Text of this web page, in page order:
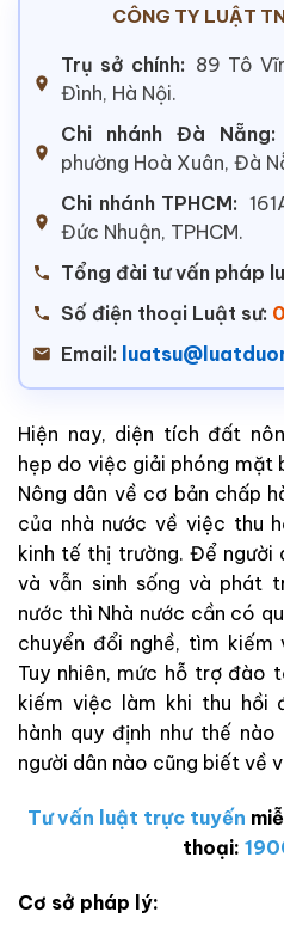
CÔNG TY LUẬT
Trụ sở chính: 89 Tô
Đình, Hà Nội.
Chi nhánh Đà Nẵng:
phường Hoà Xuân, Đà
Chi nhánh TPHCM:
Đức Nhuận, TPHCM.
Tổng đài tư vấn pháp
Số điện thoại Luật sư:
Email:
Hiện nay, diện tích đất
hẹp do việc giải phóng mặt
Nông dân về cơ bản chấp
của nhà nước về việc thu
kinh tế thị trường. Để người
và vẫn sinh sống và phát
nước thì Nhà nước cần có
chuyển đổi nghề, tìm
Tuy nhiên, mức hỗ trợ đào
kiếm việc làm khi thu hồi
hành quy định như thế
người dân nào cũng biết về
Tư vấn luật trực tuyến
thoại:
Cơ sở pháp lý: